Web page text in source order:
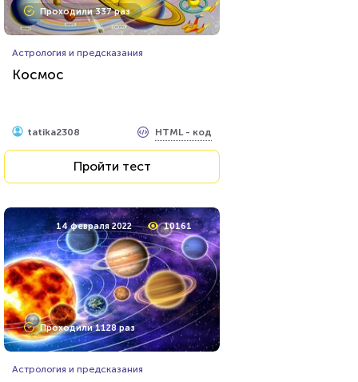
Проходили 337 раз
Астрология и предсказания
Космос
tatika2308 HTML - код
Пройти тест
14 февраля 2022 10161
Проходили 1128 раз
Астрология и предсказания